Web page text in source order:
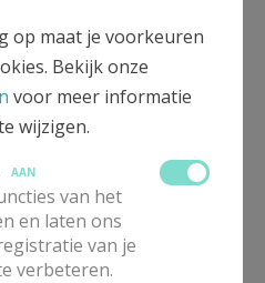
op maat je voorkeuren
Bekijk onze
voor meer informatie
wijzigen.
AAN
van het
en laten ons
van je
verbeteren.